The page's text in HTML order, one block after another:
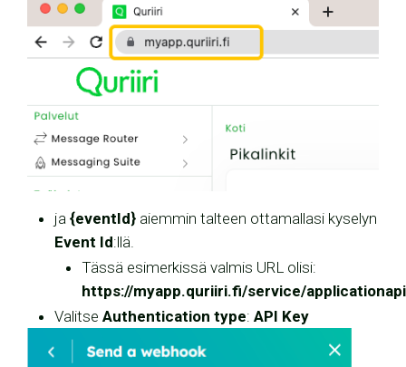
ja {eventId} aiemmin talteen ottamallasi kyselyn
Event Id:llä.
Tässä esimerkissä valmis URL olisi:
https://myapp.quriiri.fi/service/
Valitse Authentication type: API Key